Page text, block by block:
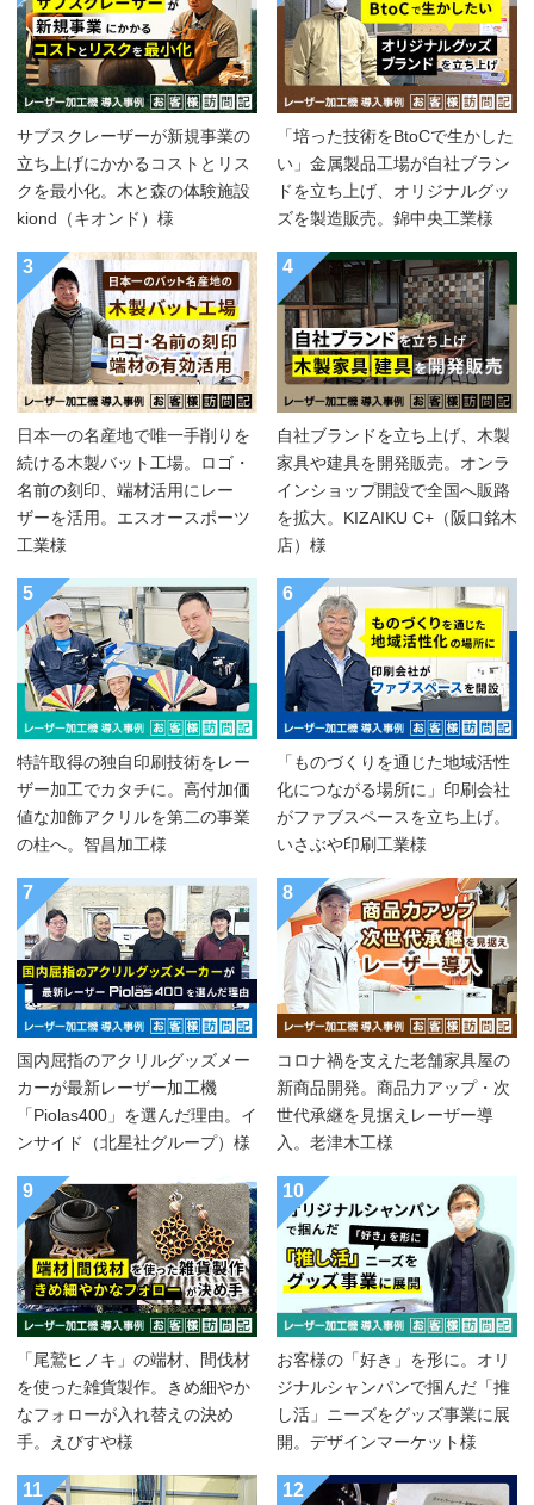
サブスクレーザーが新規事業の
立ち上げにかかるコストとリス
クを最小化。木と森の体験施設
kiond（キオンド）様
「培った技術をBtoCで生かした
い」金属製品工場が自社ブラン
ドを立ち上げ、オリジナルグッ
ズを製造販売。錦中央工業様
3
日本一の名産地で唯一手削りを
続ける木製バット工場。ロゴ・
名前の刻印、端材活用にレー
ザーを活用。エスオースポーツ
工業様
4
自社ブランドを立ち上げ、木製
家具や建具を開発販売。オンラ
インショップ開設で全国へ販路
を拡大。KIZAIKU C+（阪口銘木
店）様
5
特許取得の独自印刷技術をレー
ザー加工でカタチに。高付加価
値な加飾アクリルを第二の事業
の柱へ。智昌加工様
6
「ものづくりを通じた地域活性
化につながる場所に」印刷会社
がファブスペースを立ち上げ。
いさぶや印刷工業様
7
国内屈指のアクリルグッズメー
カーが最新レーザー加工機
「Piolas400」を選んだ理由。イ
ンサイド（北星社グループ）様
8
コロナ禍を支えた老舗家具屋の
新商品開発。商品力アップ・次
世代承継を見据えレーザー導
入。老津木工様
9
「尾鷲ヒノキ」の端材、間伐材
を使った雑貨製作。きめ細やか
なフォローが入れ替えの決め
手。えびすや様
10
お客様の「好き」を形に。オリ
ジナルシャンパンで掴んだ「推
し活」ニーズをグッズ事業に展
開。デザインマーケット様
11 12